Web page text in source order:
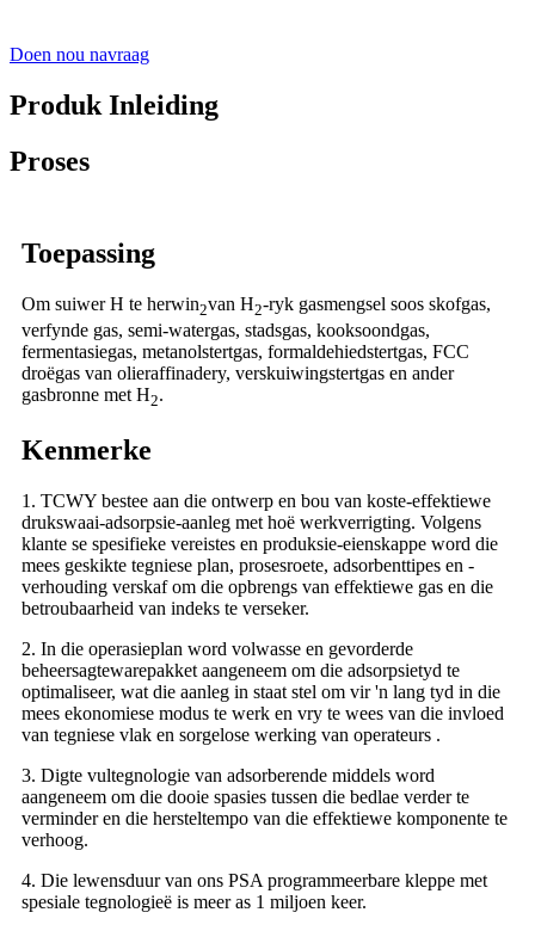
Doen nou navraag
Produk Inleiding
Proses
Toepassing
Om suiwer H te herwin2van H2-ryk gasmengsel soos skofgas,
verfynde gas, semi-watergas, stadsgas, kooksoondgas,
fermentasiegas, metanolstertgas, formaldehiedstertgas, FCC
droëgas van olieraffinadery, verskuiwingstertgas en ander
gasbronne met H2.
Kenmerke
1. TCWY bestee aan die ontwerp en bou van koste-effektiewe
drukswaai-adsorpsie-aanleg met hoë werkverrigting. Volgens
klante se spesifieke vereistes en produksie-eienskappe word die
mees geskikte tegniese plan, prosesroete, adsorbenttipes en -
verhouding verskaf om die opbrengs van effektiewe gas en die
betroubaarheid van indeks te verseker.
2. In die operasieplan word volwasse en gevorderde
beheersagtewarepakket aangeneem om die adsorpsietyd te
optimaliseer, wat die aanleg in staat stel om vir 'n lang tyd in die
mees ekonomiese modus te werk en vry te wees van die invloed
van tegniese vlak en sorgelose werking van operateurs .
3. Digte vultegnologie van adsorberende middels word
aangeneem om die dooie spasies tussen die bedlae verder te
verminder en die hersteltempo van die effektiewe komponente te
verhoog.
4. Die lewensduur van ons PSA programmeerbare kleppe met
spesiale tegnologieë is meer as 1 miljoen keer.